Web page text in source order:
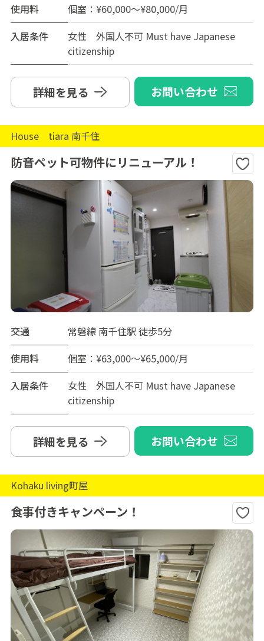
使用料
個室：¥60,000～¥80,000/月
入居条件
女性 外国人不可 Must have Japanese
citizenship
詳細を見る お問い合わせ
House tiara 南千住
防音ペット可物件にリニューアル！
交通
常磐線 南千住駅 徒歩5分
使用料
個室：¥63,000～¥65,000/月
入居条件
女性 外国人不可 Must have Japanese
citizenship
詳細を見る お問い合わせ
Kohaku living町屋
食事付きキャンペーン！